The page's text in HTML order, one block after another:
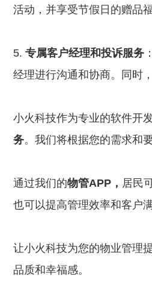
活动，并享受节假日的赠品
5. 专属客户经理和投诉服务
经理进行沟通和协商。同时
小火科技作为专业的软件开
务。我们将根据您的需求和
通过我们的物管APP， 居民
也可以提高管理效率和客户
让小火科技为您的物业管理
品质和幸福感。